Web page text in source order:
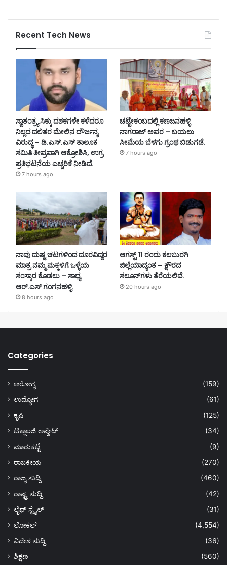
Recent Tech News
ಸ್ವಾತಂತ್ರ್ಯ ಸಿಕ್ಕು ದಶಕಗಳೇ ಕಳೆದರೂ
ನಿಲ್ಲದ ದಲಿತರ ಮೇಲಿನ ದೌರ್ಜನ್ಯ
ವಿರುದ್ಧ – ಡಿ.ಎಸ್.ಎಸ್ ತಾಲೂಕ
ಸಮಿತಿ ತೀವ್ರವಾಗಿ ಆಕ್ರೋಶಿಸಿ, ಉಗ್ರ
ಪ್ರತಿಭಟನೆಯ ಎಚ್ಚರಿಕೆ ನೀಡಿದೆ.
7 hours ago
ಚಟ್ಟೇಕಂಬದಲ್ಲಿ ಕಣಜನಹಳ್ಳಿ
ನಾಗರಾಜ್ ಅವರ – ಬಯಲು
ಸೀಮೆಯ ಬೆಳಗು ಗ್ರಂಥ ಬಿಡುಗಡೆ.
7 hours ago
ನಾವು ದುಷ್ಟ ಚಟಗಳಿಂದ ದೂರವಿದ್ದರ
ಮಾತ್ರ ನಮ್ಮ ಮಕ್ಕಳಿಗೆ ಒಳ್ಳೆಯ
ಸಂಸ್ಕಾರ ಕೊಡಲು – ಸಾಧ್ಯ
ಆರ್.ಎಸ್ ಗಂಗನಹಳ್ಳಿ.
8 hours ago
ಆಗಸ್ಟ್ 11 ರಂದು ಕಲಬುರಗಿ
ಜಿಲ್ಲೆಯಾದ್ಯಂತ – ಕ್ಷೌರದ
ಸಲೂನ್‌ಗಳು ತೆರೆಯಲಿವೆ.
20 hours ago
Categories
ಆರೋಗ್ಯ
(159)
ಉದ್ಯೋಗ
(61)
ಕೃಷಿ
(125)
ಟೆಕ್ನಾಲಜಿ ಅಪ್ಡೇಟ್
(34)
ಮಾರುಕಟ್ಟೆ
(9)
ರಾಜಕೀಯ
(270)
ರಾಜ್ಯ ಸುದ್ದಿ
(460)
ರಾಷ್ಟ್ರ ಸುದ್ದಿ
(42)
ಲೈಫ್ ಸ್ಟೈಲ್
(31)
ಲೋಕಲ್
(4,554)
ವಿದೇಶ ಸುದ್ದಿ
(36)
ಶಿಕ್ಷಣ
(560)